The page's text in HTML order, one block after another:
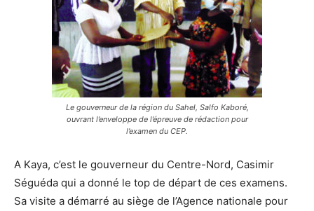
Le gouverneur de la région du Sahel, Salfo Kaboré,
ouvrant l’enveloppe de l’épreuve de rédaction pour
l’examen du CEP.
A Kaya, c’est le gouverneur du Centre-Nord, Casimir
Séguéda qui a donné le top de départ de ces examens.
Sa visite a démarré au siège de l’Agence nationale pour